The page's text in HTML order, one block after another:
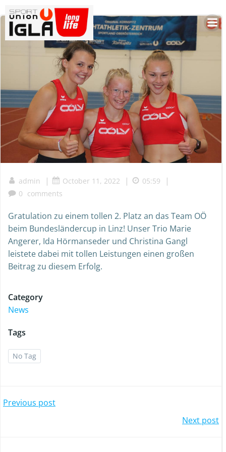
to
content
admin | October 11, 2022 | 05:59 |
0 comments
Gratulation zu einem tollen 2. Platz an das Team OÖ
beim Bundesländercup in Linz! Unser Trio Marie
Angerer, Ida Hörmanseder und Christina Gangl
leistete dabei mit tollen Leistungen einen großen
Beitrag zu diesem Erfolg.
Category
News
Tags
No Tag
Post
Previous post
Next post